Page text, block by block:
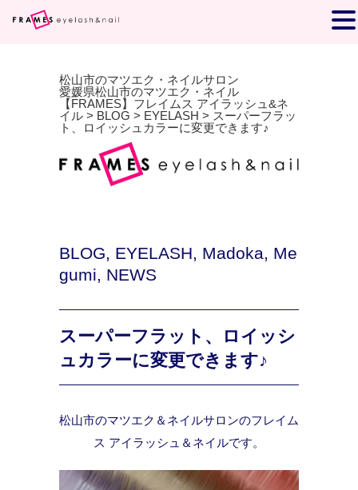
松山市のマツエク・ネイルサロン
愛媛県松山市のマツエク・ネイル
【FRAMES】フレイムス アイラッシュ&ネ
イル > BLOG > EYELASH > スーパーフラッ
ト、ロイッシュカラーに変更できます♪
BLOG, EYELASH, Madoka, Me
gumi, NEWS
スーパーフラット、ロイッシ
ュカラーに変更できます♪
松山市のマツエク＆ネイルサロンのフレイム
ス アイラッシュ＆ネイルです。